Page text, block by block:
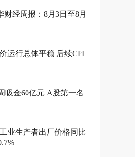
财经周报：8月3日至8月
运行总体平稳 后续CPI
吸金60亿元 A股第一名
业生产者出厂价格同比